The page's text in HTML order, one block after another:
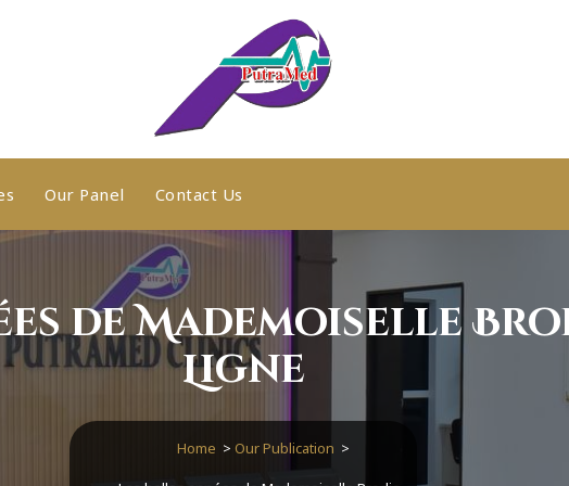
Our Panel Contact Us
de Mademoiselle
Ligne
Home > Our Publication >